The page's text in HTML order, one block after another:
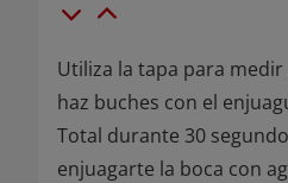
Utiliza la tapa para
haz buches con el
Total durante 30
enjuagarte la boca con